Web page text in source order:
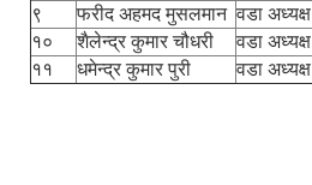
९ फरीद अहमद मुसलमान वडा अध्यक्ष
१०
शैलेन्द्र कुमार चौधरी वडा अध्यक्ष
११
धमेन्द्र कुमार पुरी वडा अध्यक्ष